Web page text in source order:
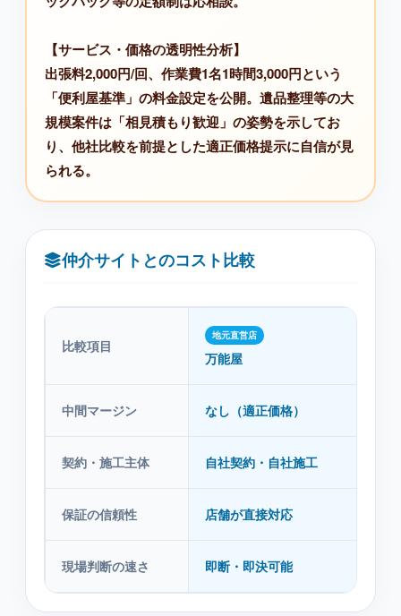
【サービス・価格の透明性分析】
出張料2,000円/回、作業費1名1時間3,000円という
「便利屋基準」の料金設定を公開。遺品整理等の大
規模案件は「相見積もり歓迎」の姿勢を示してお
り、他社比較を前提とした適正価格提示に自信が見
られる。
仲介サイトとのコスト比較
比較項目
地元直営店
万能屋
中間マージン なし（適正価格）
契約・施工主体 自社契約・自社施工
保証の信頼性 店舗が直接対応
現場判断の速さ 即断・即決可能